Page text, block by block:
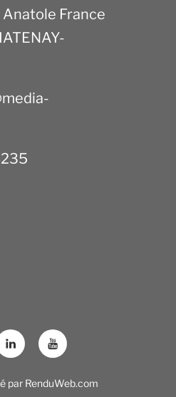
Anatole France
par RenduWeb.com